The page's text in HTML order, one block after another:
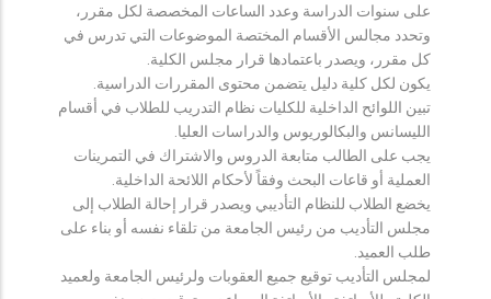
على سنوات الدراسة وعدد الساعات المخصصة لكل مقرر،
وتحدد مجالس الأقسام المختصة الموضوعات التي تدرس في
كل مقرر، ويصدر باعتمادها قرار مجلس الكلية.
يكون لكل كلية دليل يتضمن محتوى المقررات الدراسية.
تبين اللوائح الداخلية للكليات نظام التدريب للطلاب في أقسام
الليسانس والبكالوريوس والدراسات العليا.
يجب على الطالب متابعة الدروس والاشتراك في التمرينات
العملية أو قاعات البحث وفقاً لأحكام اللائحة الداخلية.
يخضع الطلاب للنظام التأديبي ويصدر قرار إحالة الطلاب إلى
مجلس التأديب من رئيس الجامعة من تلقاء نفسه أو بناء على
طلب العميد.
لمجلس التأديب توقيع جميع العقوبات ولرئيس الجامعة ولعميد